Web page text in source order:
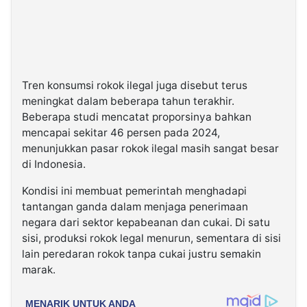
Tren konsumsi rokok ilegal juga disebut terus
meningkat dalam beberapa tahun terakhir.
Beberapa studi mencatat proporsinya bahkan
mencapai sekitar 46 persen pada 2024,
menunjukkan pasar rokok ilegal masih sangat besar
di Indonesia.
Kondisi ini membuat pemerintah menghadapi
tantangan ganda dalam menjaga penerimaan
negara dari sektor kepabeanan dan cukai. Di satu
sisi, produksi rokok legal menurun, sementara di sisi
lain peredaran rokok tanpa cukai justru semakin
marak.